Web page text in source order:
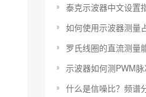
泰克示波器中文设置指南：让
如何使用示波器测量
罗氏线圈的直流测量能
示波器如何测PWM脉
什么是信噪比？频谱分析